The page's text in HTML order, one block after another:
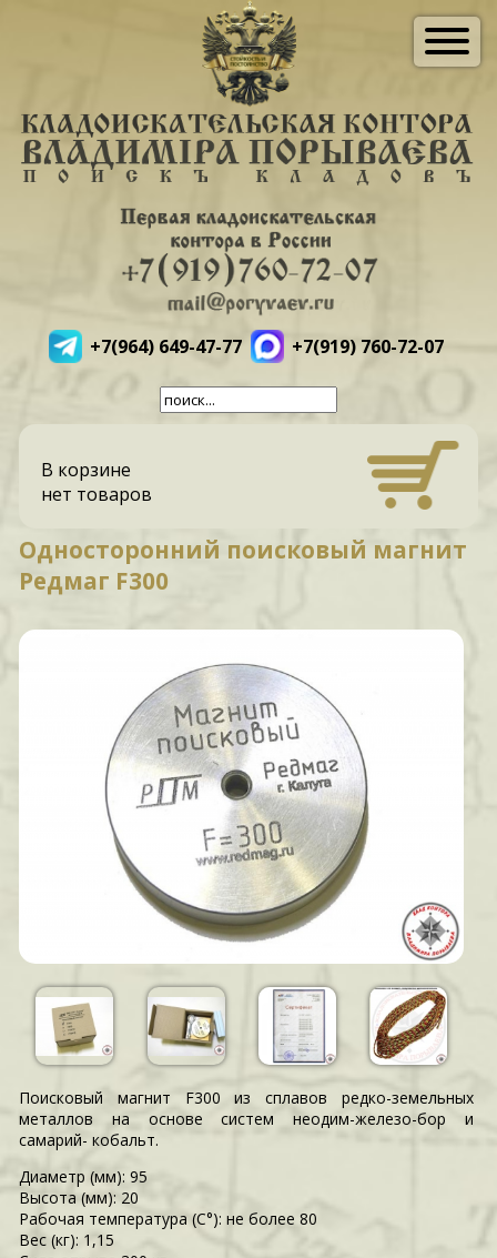
+7(964) 649-47-77 +7(919) 760-72-07
В корзине
нет товаров
Односторонний поисковый магнит
Редмаг F300
Поисковый магнит F300 из сплавов редко-земельных
металлов на основе систем неодим-железо-бор и
самарий- кобальт.
Диаметр (мм): 95
Высота (мм): 20
Рабочая температура (С°): не более 80
Вес (кг): 1,15